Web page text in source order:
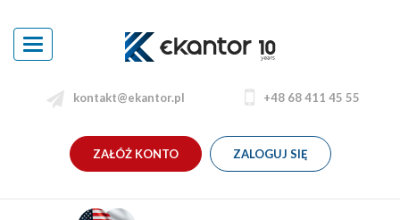
Toggle
navigation
kontakt@ekantor.pl +48 68 411 45 55
ZAŁÓŻ KONTO ZALOGUJ SIĘ